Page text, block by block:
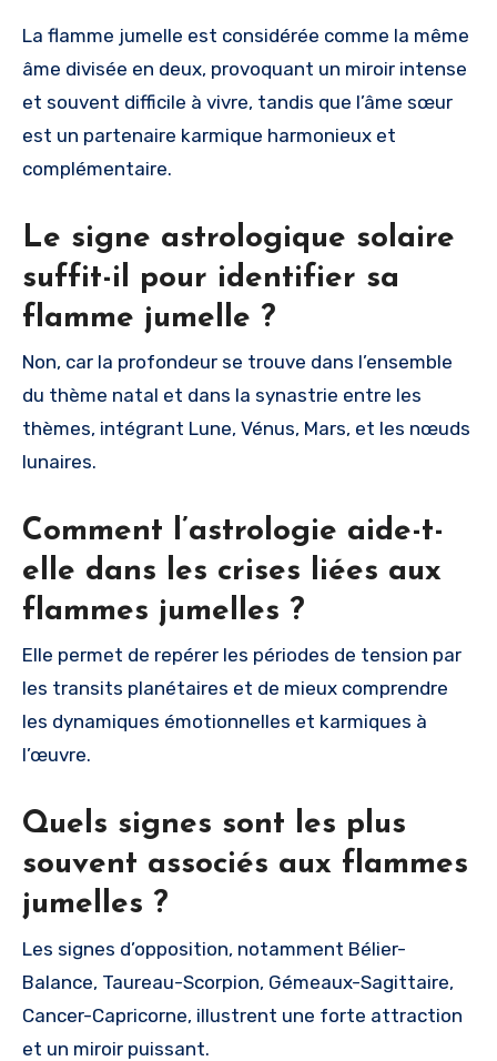
La flamme jumelle est considérée comme la même
âme divisée en deux, provoquant un miroir intense
et souvent difficile à vivre, tandis que l’âme sœur
est un partenaire karmique harmonieux et
complémentaire.
Le signe astrologique solaire
suffit-il pour identifier sa
flamme jumelle ?
Non, car la profondeur se trouve dans l’ensemble
du thème natal et dans la synastrie entre les
thèmes, intégrant Lune, Vénus, Mars, et les nœuds
lunaires.
Comment l’astrologie aide-t-
elle dans les crises liées aux
flammes jumelles ?
Elle permet de repérer les périodes de tension par
les transits planétaires et de mieux comprendre
les dynamiques émotionnelles et karmiques à
l’œuvre.
Quels signes sont les plus
souvent associés aux flammes
jumelles ?
Les signes d’opposition, notamment Bélier-
Balance, Taureau-Scorpion, Gémeaux-Sagittaire,
Cancer-Capricorne, illustrent une forte attraction
et un miroir puissant.